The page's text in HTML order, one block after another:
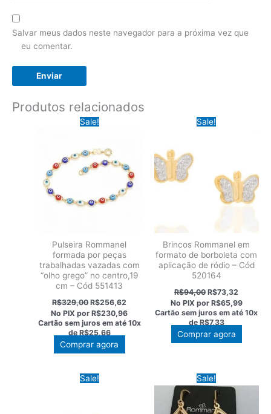
Salvar meus dados neste navegador para a próxima vez que
eu comentar.
Produtos relacionados
Sale!
Pulseira Rommanel
formada por peças
trabalhadas vazadas com
“olho grego” no centro,19
cm – Cód 551413
R$329,00O
preço
original
era:
R$329,00.
R$256,62
preço
atual
é:
No PIX porR$230,96
Cartão sem juros em até 10x
deR$25,66
Comprar agora
Sale!
Brincos Rommanel em
formato de borboleta com
aplicação de ródio – Cód
520164
R$94,00O
preço
original
era:
R$94,00.
R$73,32
preço
atual
é:
R$73,32.
No PIX por R$65,99
Cartão sem juros em até10x
deR$7,33
Comprar agora
Sale! Sale!